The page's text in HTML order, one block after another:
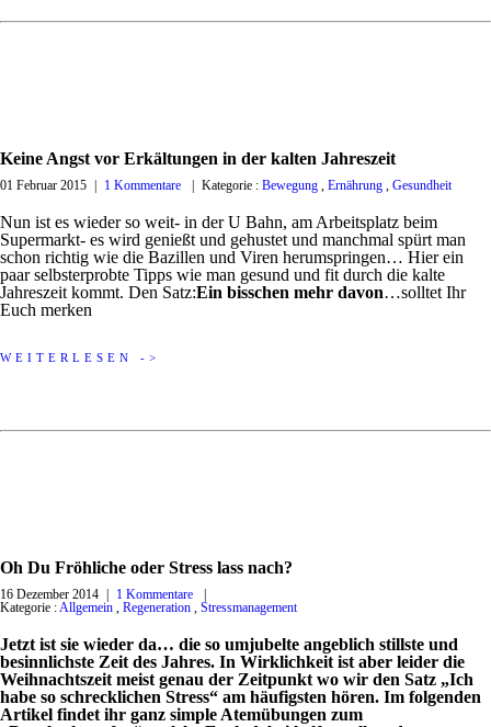
Keine Angst vor Erkältungen in der kalten Jahreszeit
01 Februar 2015 1 Kommentare Kategorie : Bewegung , Ernährung , Gesundheit
Nun ist es wieder so weit- in der U Bahn, am Arbeitsplatz beim
Supermarkt- es wird genießt und gehustet und manchmal spürt man
schon richtig wie die Bazillen und Viren herumspringen… Hier ein
paar selbsterprobte Tipps wie man gesund und fit durch die kalte
Jahreszeit kommt. Den Satz:Ein bisschen mehr davon…solltet Ihr
Euch merken
WEITERLESEN ->
Oh Du Fröhliche oder Stress lass nach?
16 Dezember 2014 1 Kommentare
Kategorie :Allgemein , Regeneration , Stressmanagement
Jetzt ist sie wieder da… die so umjubelte angeblich stillste und
besinnlichste Zeit des Jahres. In Wirklichkeit ist aber leider die
Weihnachtszeit meist genau der Zeitpunkt wo wir den Satz „Ich
habe so schrecklichen Stress“ am häufigsten hören. Im folgenden
Artikel findet ihr ganz simple Atemübungen zum